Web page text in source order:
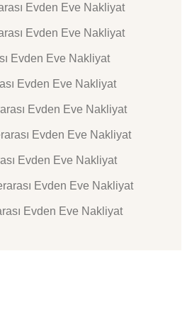
Evden Eve Nakliyat
Evden Eve Nakliyat
Evden Eve Nakliyat
Evden Eve Nakliyat
Evden Eve Nakliyat
Evden Eve Nakliyat
Evden Eve Nakliyat
Evden Eve Nakliyat
Evden Eve Nakliyat